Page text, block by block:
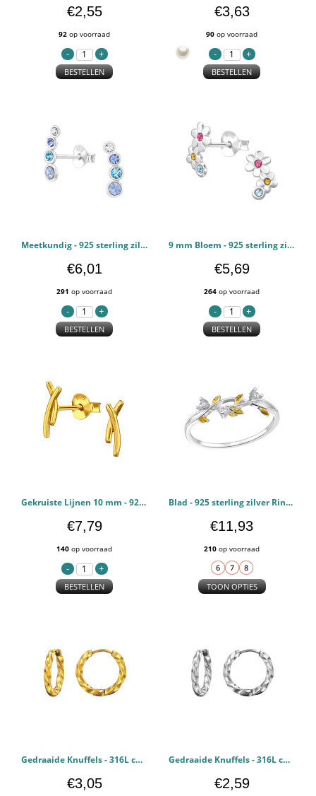
€2,55
92 op voorraad
BESTELLEN
€3,63
90 op voorraad
BESTELLEN
Meetkundig - 925 sterling zilver Oorstekers Kristal PCJW49853
€6,01
291 op voorraad
BESTELLEN
9 mm Bloem - 925 sterling zilver Oorstekers Kristal PCJW49827
€5,69
264 op voorraad
BESTELLEN
Gekruiste Lijnen 10 mm - 925 sterling zilver Oorstekers Egaal PCJW49824
€7,79
140 op voorraad
BESTELLEN
Blad - 925 sterling zilver Ringen Zirconia PCJW49811
€11,93
210 op voorraad
TOON OPTIES
Gedraaide Knuffels - 316L chirurgisch roestvrij staal Oorbellen PCJW49808
€3,05
Gedraaide Knuffels - 316L chirurgisch roestvrij staal Oorbellen PCJW49807
€2,59